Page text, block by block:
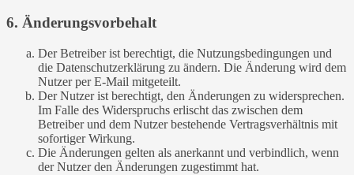
6. Änderungsvorbehalt
Der Betreiber ist berechtigt, die Nutzungsbedingungen und
die Datenschutzerklärung zu ändern. Die Änderung wird dem
Nutzer per E-Mail mitgeteilt.
Der Nutzer ist berechtigt, den Änderungen zu widersprechen.
Im Falle des Widerspruchs erlischt das zwischen dem
Betreiber und dem Nutzer bestehende Vertragsverhältnis mit
sofortiger Wirkung.
Die Änderungen gelten als anerkannt und verbindlich, wenn
der Nutzer den Änderungen zugestimmt hat.